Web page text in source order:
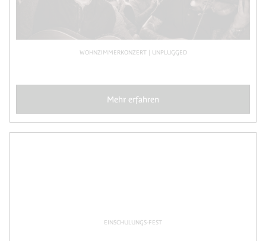
WOHNZIMMERKONZERT | UNPLUGGED
Mehr erfahren
EINSCHULUNGS-FEST